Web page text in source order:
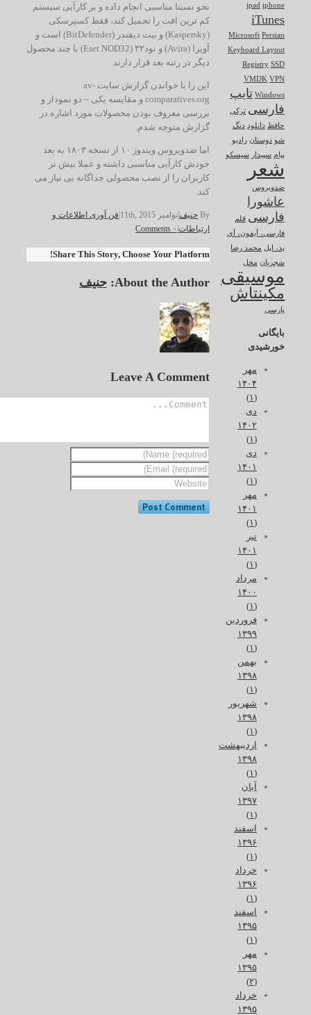
نحو نسبتا مناسبی انجام داده و بر کارآیی سیستم
کم ترین افت را تحمیل کند، فقط کسپرسکی
(Kaspersky) و بیت دیفندر (BitDefender) است و
آویرا (Avira) و نود۳۲ (Eset NOD32) با چند محصول
دیگر در رتبه بعد قرار دارند.
این را با خواندن گزارش سایت av-
comparatives.org و مقایسه یکی – دو نمودار و
بررسی معروف بودن محصولات مورد اشاره در
گزارش متوجه شدم.
اما ضدویروس ویندوز ۱۰ از نسخه ۱۸۰۳ به بعد
خودش کارآیی مناسبی داشته و عملا بیش تر
کاربران را از نصب محصولی جداگانه بی نیاز می
حنیف|نوامبر 11th, 2015 |فن آوری اطلاعات و
ارتباطات|۰ Comments
Share This Story, Choose Your Platform!
About the Author: حنیف
Leave A Comment
ipad iphone
iTunes
Microsoft Persian
Keyboard Layout
Registry
VMDK
Windows تایپ
فارسی ترکی
حافظ دانلود دنگ
دوستان رادیو
سپیدار سیسکو
شعر
ضدویروس
عاشورا
فارسی قلم
فارسی، آیفون، آی
پد، اپل محمد رضا
شجریان مخل
موسیقی
مکینتاش
پارسی
بایگانی
خورشیدی
مهر
۱۴۰۴
دی
۱۴۰۲
دی
۱۴۰۱
مهر
۱۴۰۱
تیر
۱۴۰۱
مرداد
۱۴۰۰
فروردین
۱۳۹۹
بهمن
۱۳۹۸
شهریور
۱۳۹۸
اردیبهشت
۱۳۹۸
آبان
۱۳۹۷
اسفند
۱۳۹۶
خرداد
۱۳۹۶
اسفند
۱۳۹۵
مهر
۱۳۹۵
خرداد
۱۳۹۵